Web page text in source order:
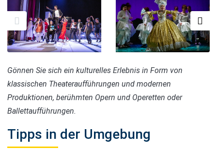
Gönnen Sie sich ein kulturelles Erlebnis in Form von
klassischen Theateraufführungen und modernen
Produktionen, berühmten Opern und Operetten oder
Ballettaufführungen.
Tipps in der Umgebung